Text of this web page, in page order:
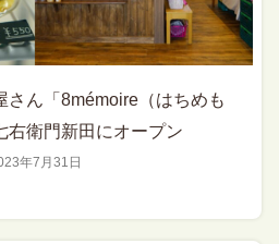
年7月31日
さん「8mémoire（はちめも
右衛門新田にオープン